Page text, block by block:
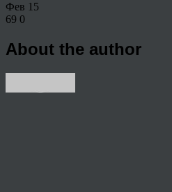
Фев 15
69 0
About the author